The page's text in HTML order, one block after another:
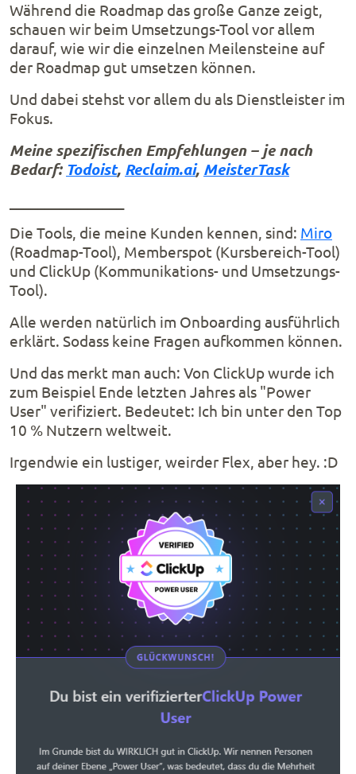
Während die Roadmap das große Ganze zeigt,
schauen wir beim Umsetzungs-Tool vor allem
darauf, wie wir die einzelnen Meilensteine auf
der Roadmap gut umsetzen können.
Und dabei stehst vor allem du als Dienstleister im
Fokus.
Meine spezifischen Empfehlungen – je nach
Bedarf: Todoist, Reclaim.ai, MeisterTask
Die Tools, die meine Kunden kennen, sind: Miro
(Roadmap-Tool), Memberspot (Kursbereich-Tool)
und ClickUp (Kommunikations- und Umsetzungs-
Tool).
Alle werden natürlich im Onboarding ausführlich
erklärt. Sodass keine Fragen aufkommen können.
Und das merkt man auch: Von ClickUp wurde ich
zum Beispiel Ende letzten Jahres als "Power
User" verifiziert. Bedeutet: Ich bin unter den Top
10 % Nutzern weltweit.
Irgendwie ein lustiger, weirder Flex, aber hey. :D